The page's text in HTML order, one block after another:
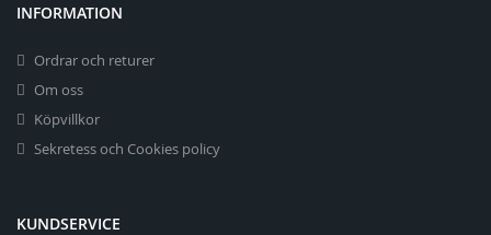
INFORMATION
Ordrar och returer
Om oss
Köpvillkor
Sekretess och Cookies policy
KUNDSERVICE